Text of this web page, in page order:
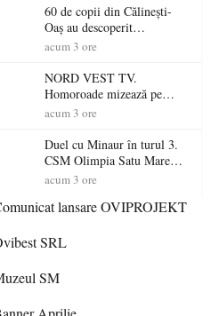
60 de copii din Călinești-
Oaș au descoperit
patrimoniul local la Casa
acum 3 ore
NORD VEST TV.
Homoroade mizează pe
tradiție, turism și investiții.
„Oțeloaia rămâne un brand
al Codrului”
acum 3 ore
Duel cu Minaur în turul 3.
CSM Olimpia Satu Mare
începe aventura în Cupa
acum 3 ore